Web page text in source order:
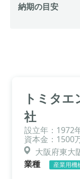
納期の目安
トミタ
社
設立年：1972
資本金：1500
大阪府東大
業種
産業用機